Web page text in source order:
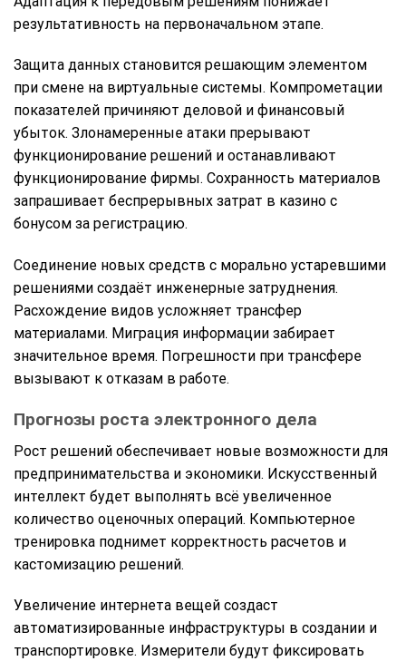
результативность на первоначальном этапе.
Защита данных становится решающим элементом
при смене на виртуальные системы. Компрометации
показателей причиняют деловой и финансовый
убыток. Злонамеренные атаки прерывают
функционирование решений и останавливают
функционирование фирмы. Сохранность материалов
запрашивает беспрерывных затрат в казино с
бонусом за регистрацию.
Соединение новых средств с морально устаревшими
решениями создаёт инженерные затруднения.
Расхождение видов усложняет трансфер
материалами. Миграция информации забирает
значительное время. Погрешности при трансфере
вызывают к отказам в работе.
Прогнозы роста электронного дела
Рост решений обеспечивает новые возможности для
предпринимательства и экономики. Искусственный
интеллект будет выполнять всё увеличенное
количество оценочных операций. Компьютерное
тренировка поднимет корректность расчетов и
кастомизацию решений.
Увеличение интернета вещей создаст
автоматизированные инфраструктуры в создании и
транспортировке. Измерители будут фиксировать